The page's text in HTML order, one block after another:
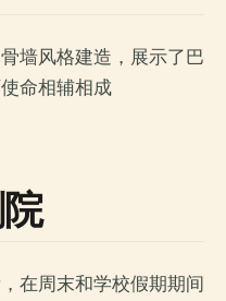
墙风格建造，展示了巴
命相辅相成
在周末和学校假期期间